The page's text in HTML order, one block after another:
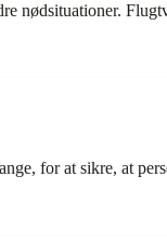
nødsituationer.
for at sikre, at